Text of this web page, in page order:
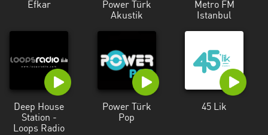
Efkar
Power Türk
Akustik
Metro FM
Istanbul
Deep House
Station -
Loops Radio
Power Türk
Pop
45 Lik